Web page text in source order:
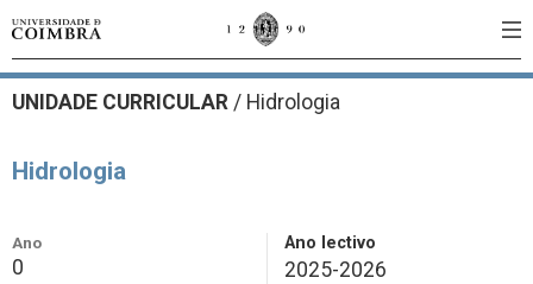
UNIDADE CURRICULAR / Hidrologia
Hidrologia
Ano
0
Ano lectivo
2025-2026